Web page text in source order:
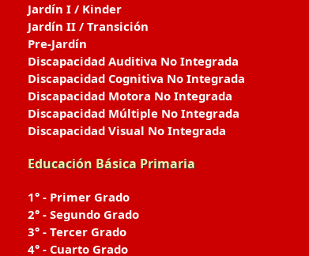
Jardín I / Kinder
Jardín II / Transición
Pre-Jardín
Discapacidad Auditiva No Integrada
Discapacidad Cognitiva No Integrada
Discapacidad Motora No Integrada
Discapacidad Múltiple No Integrada
Discapacidad Visual No Integrada
Educación Básica Primaria
1° - Primer Grado
2° - Segundo Grado
3° - Tercer Grado
4° - Cuarto Grado